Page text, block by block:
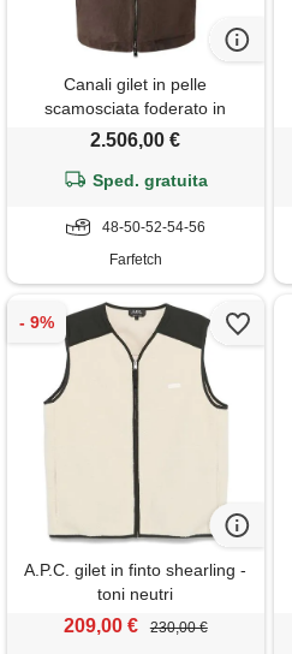
Canali gilet in pelle
scamosciata foderato in
shearling - marrone
2.506,00 €
Sped. gratuita
48-50-52-54-56
Farfetch
A.P.C. gilet in finto shearling -
toni neutri
209,00 € 230,00 €